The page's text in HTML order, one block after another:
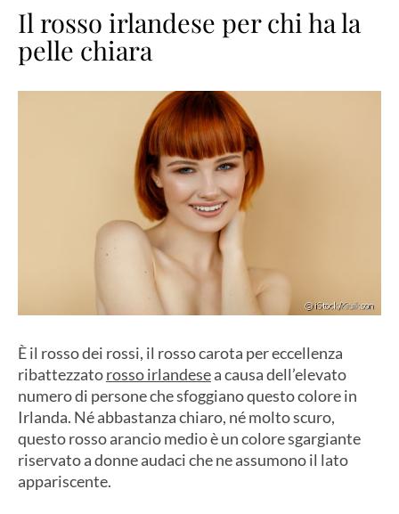
Il rosso irlandese per chi ha la
pelle chiara
È il rosso dei rossi, il rosso carota per eccellenza
ribattezzatorosso irlandesea causa dell’elevato
numero di persone che sfoggiano questo colore in
Irlanda. Né abbastanza chiaro, né molto scuro,
questo rosso arancio medio è un colore sgargiante
riservato a donne audaci che ne assumono il lato
appariscente.